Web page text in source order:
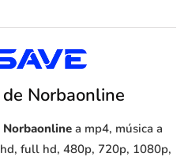
Norbaonline
Norbaonline a mp4, música a
full hd, 480p, 720p, 1080p,